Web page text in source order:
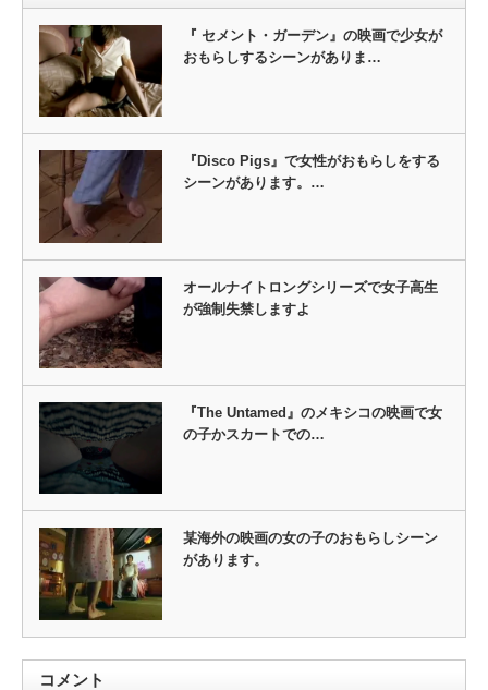
『 セメント・ガーデン』の映画で少女が
おもらしするシーンがありま…
『Disco Pigs』で女性がおもらしをする
シーンがあります。…
オールナイトロングシリーズで女子高生
が強制失禁しますよ
『The Untamed』のメキシコの映画で女
の子かスカートでの…
某海外の映画の女の子のおもらしシーン
があります。
コメント